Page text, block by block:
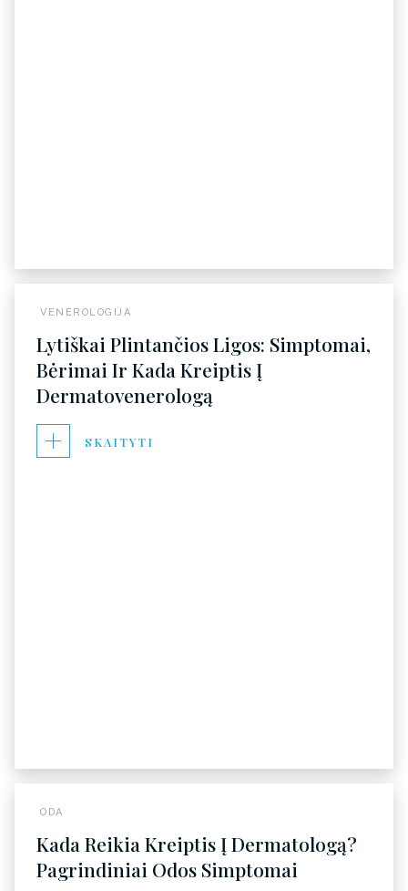
VENEROLOGIJA
Lytiškai Plintančios Ligos: Simptomai,
Bėrimai Ir Kada Kreiptis Į
Dermatovenerologą
SKAITYTI
ODA
Kada Reikia Kreiptis Į Dermatologą?
Pagrindiniai Odos Simptomai